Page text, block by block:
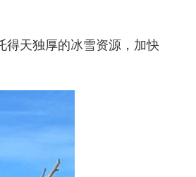
天独厚的冰雪资源，加快